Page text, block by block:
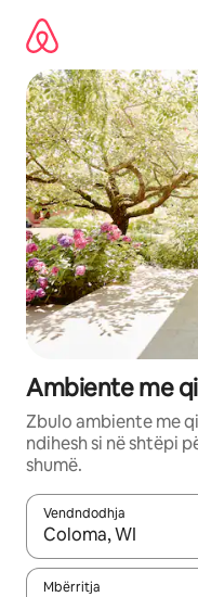
përmbajtja
Ambiente me
Zbulo ambiente me
ndihesh si në shtëpi
shumë.
Vendndodhja
Kur rezultatet të jenë
Mbërritja